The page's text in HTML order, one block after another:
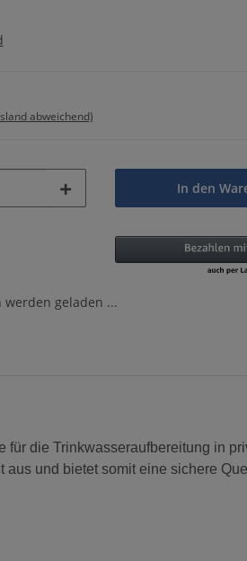
abweichend)
In den
werden geladen ...
die Trinkwasseraufbereitung in
und bietet somit eine sichere